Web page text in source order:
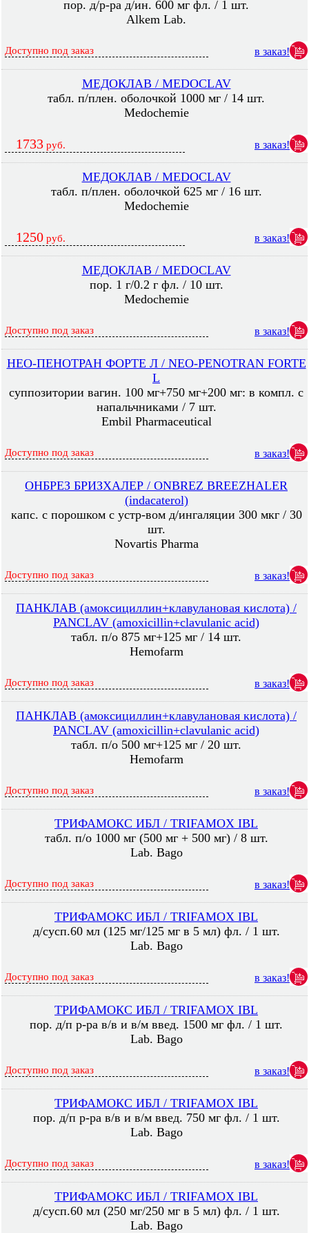
пор. д/р-ра д/ин. 600 мг фл. / 1 шт.
Alkem Lab.
Доступно под заказ в заказ!
МЕДОКЛАВ / MEDOCLAV
табл. п/плен. оболочкой 1000 мг / 14 шт.
Medochemie
1733 руб. в заказ!
МЕДОКЛАВ / MEDOCLAV
табл. п/плен. оболочкой 625 мг / 16 шт.
Medochemie
1250 руб. в заказ!
МЕДОКЛАВ / MEDOCLAV
пор. 1 г/0.2 г фл. / 10 шт.
Medochemie
Доступно под заказ в заказ!
НЕО-ПЕНОТРАН ФОРТЕ Л / NEO-PENOTRAN FORTE
L
суппозитории вагин. 100 мг+750 мг+200 мг: в компл. с
напальчниками / 7 шт.
Embil Pharmaceutical
Доступно под заказ в заказ!
ОНБРЕЗ БРИЗХАЛЕР / ONBREZ BREEZHALER
(indacaterol)
капс. с порошком с устр-вом д/ингаляции 300 мкг / 30
шт.
Novartis Pharma
Доступно под заказ в заказ!
ПАНКЛАВ (амоксициллин+клавулановая кислота) /
PANCLAV (amoxicillin+clavulanic acid)
табл. п/о 875 мг+125 мг / 14 шт.
Hemofarm
Доступно под заказ в заказ!
ПАНКЛАВ (амоксициллин+клавулановая кислота) /
PANCLAV (amoxicillin+clavulanic acid)
табл. п/о 500 мг+125 мг / 20 шт.
Hemofarm
Доступно под заказ в заказ!
ТРИФАМОКС ИБЛ / TRIFAMOX IBL
табл. п/о 1000 мг (500 мг + 500 мг) / 8 шт.
Lab. Bago
Доступно под заказ в заказ!
ТРИФАМОКС ИБЛ / TRIFAMOX IBL
д/сусп.60 мл (125 мг/125 мг в 5 мл) фл. / 1 шт.
Lab. Bago
Доступно под заказ в заказ!
ТРИФАМОКС ИБЛ / TRIFAMOX IBL
пор. д/п р-ра в/в и в/м введ. 1500 мг фл. / 1 шт.
Lab. Bago
Доступно под заказ в заказ!
ТРИФАМОКС ИБЛ / TRIFAMOX IBL
пор. д/п р-ра в/в и в/м введ. 750 мг фл. / 1 шт.
Lab. Bago
Доступно под заказ в заказ!
ТРИФАМОКС ИБЛ / TRIFAMOX IBL
д/сусп.60 мл (250 мг/250 мг в 5 мл) фл. / 1 шт.
Lab. Bago